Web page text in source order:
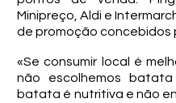
Minipreço, Aldi e
de promoção concebidos
«Se consumir local é
não escolhemos
batata é nutritiva e não